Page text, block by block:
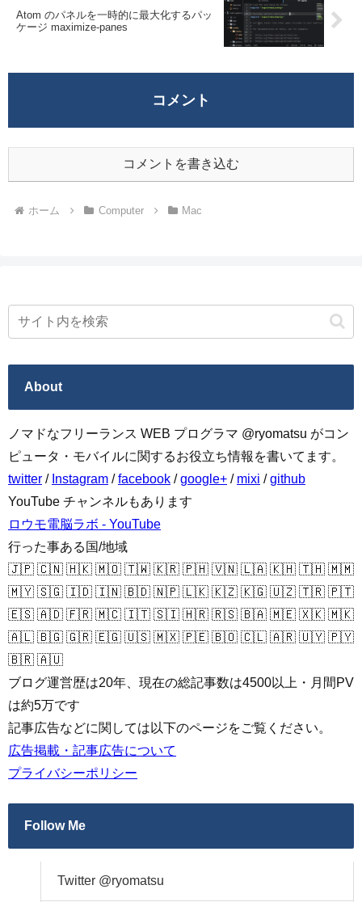
Atom のパネルを一時的に最大化するパッ
ケージ maximize-panes
コメント
コメントを書き込む
ホーム Computer Mac
About
ノマドなフリーランス WEB プログラマ @ryomatsu がコン
ピュータ・モバイルに関するお役立ち情報を書いてます。
twitter / Instagram / facebook / google+ / mixi / github
YouTube チャンネルもあります
ロウモ電脳ラボ - YouTube
行った事ある国/地域
🇯🇵 🇨🇳 🇭🇰 🇲🇴 🇹🇼 🇰🇷 🇵🇭 🇻🇳 🇱🇦 🇰🇭 🇹🇭 🇲🇲
🇲🇾 🇸🇬 🇮🇩 🇮🇳 🇧🇩 🇳🇵 🇱🇰 🇰🇿 🇰🇬 🇺🇿 🇹🇷 🇵🇹
🇪🇸 🇦🇩 🇫🇷 🇲🇨 🇮🇹 🇸🇮 🇭🇷 🇷🇸 🇧🇦 🇲🇪 🇽🇰 🇲🇰
🇦🇱 🇧🇬 🇬🇷 🇪🇬 🇺🇸 🇲🇽 🇵🇪 🇧🇴 🇨🇱 🇦🇷 🇺🇾 🇵🇾
🇧🇷 🇦🇺
ブログ運営歴は20年、現在の総記事数は4500以上・月間PV
は約5万です
記事広告などに関しては以下のページをご覧ください。
広告掲載・記事広告について
プライバシーポリシー
Follow Me
Twitter @ryomatsu